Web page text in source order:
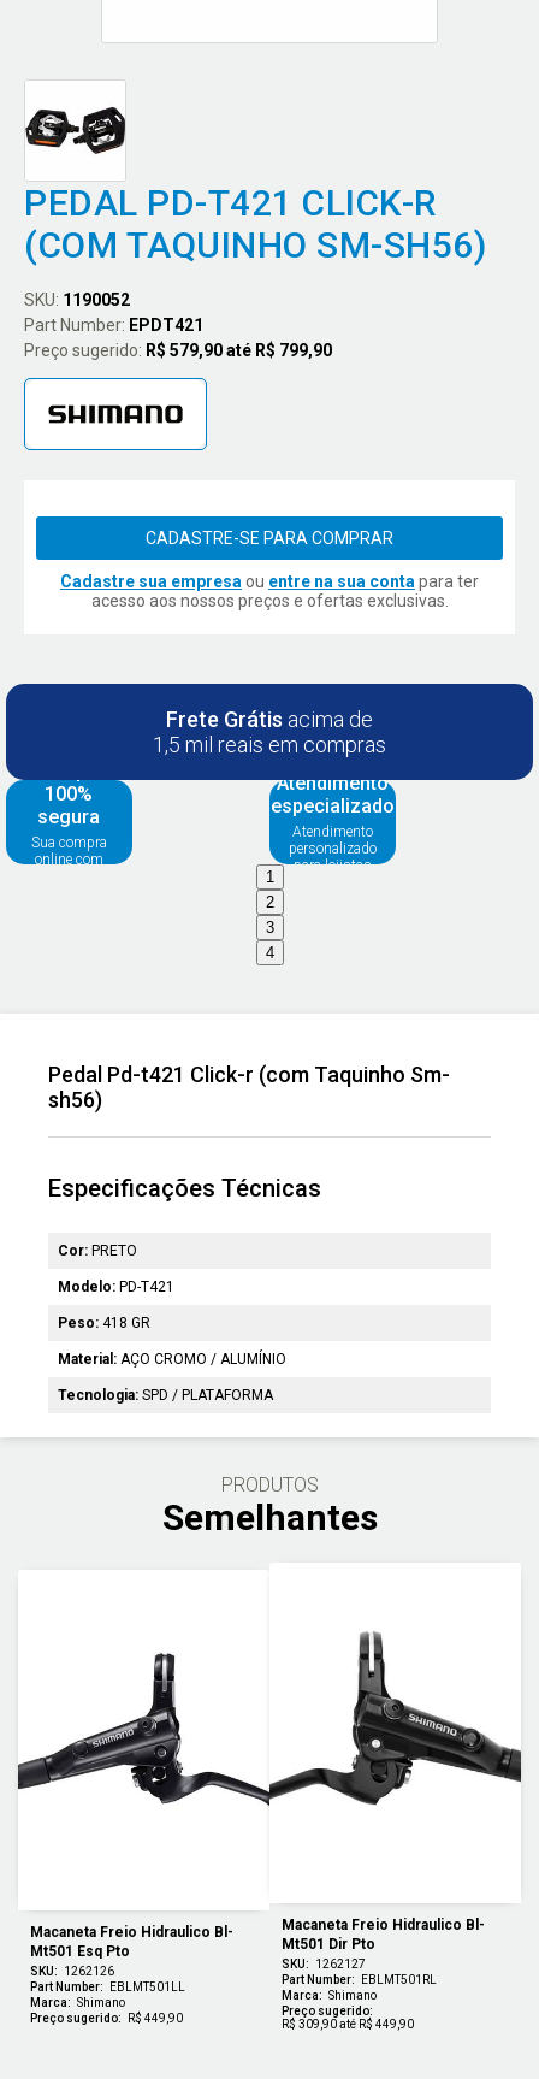
PEDAL PD-T421 CLICK-R
(COM TAQUINHO SM-SH56)
SKU: 1190052
Part Number: EPDT421
Preço sugerido: R$ 579,90 até R$ 799,90
CADASTRE-SE PARA COMPRAR
Cadastre sua empresa ou entre na sua conta para ter
acesso aos nossos preços e ofertas exclusivas.
Frete Grátis acima de
1,5 mil reais em compras
100%
segura
Sua compra
online com
Atendimento
especializado
Atendimento
personalizado
para lojistas
1
2
3
4
Pedal Pd-t421 Click-r (com Taquinho Sm-
sh56)
Especificações Técnicas
Cor: PRETO
Modelo: PD-T421
Peso: 418 GR
Material: AÇO CROMO / ALUMÍNIO
Tecnologia: SPD / PLATAFORMA
PRODUTOS
Semelhantes
Macaneta Freio Hidraulico Bl-
Mt501 Esq Pto
SKU:
1262126
Part Number:
EBLMT501LL
Marca: Shimano
Preço sugerido:
R$ 449,90
Macaneta Freio Hidraulico Bl-
Mt501 Dir Pto
SKU:
1262127
Part Number:
EBLMT501RL
Marca: Shimano
Preço sugerido:
R$ 309,90 até R$ 449,90